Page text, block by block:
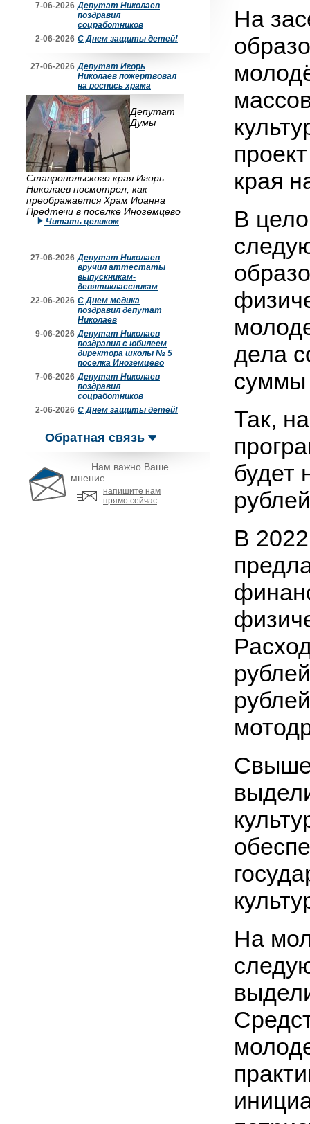
7-06-2026 Депутат Николаев
поздравил
соцработников
2-06-2026 С Днем защиты детей!
27-06-2026 Депутат Игорь
Николаев пожертвовал
на роспись храма
Депутат
Думы
Ставропольского края Игорь
Николаев посмотрел, как
преображается Храм Иоанна
Предтечи в поселке Иноземцево
Читать целиком
27-06-2026 Депутат Николаев
вручил аттестаты
выпускникам-
девятиклассникам
22-06-2026 С Днем медика
поздравил депутат
Николаев
9-06-2026 Депутат Николаев
поздравил с юбилеем
директора школы № 5
поселка Иноземцево
7-06-2026 Депутат Николаев
поздравил
соцработников
2-06-2026 С Днем защиты детей!
Обратная связь
Нам важно Ваше
мнение
напишите нам
прямо сейчас
На
края
В
дела
суммы
Так,
будет
В
Свыше
На